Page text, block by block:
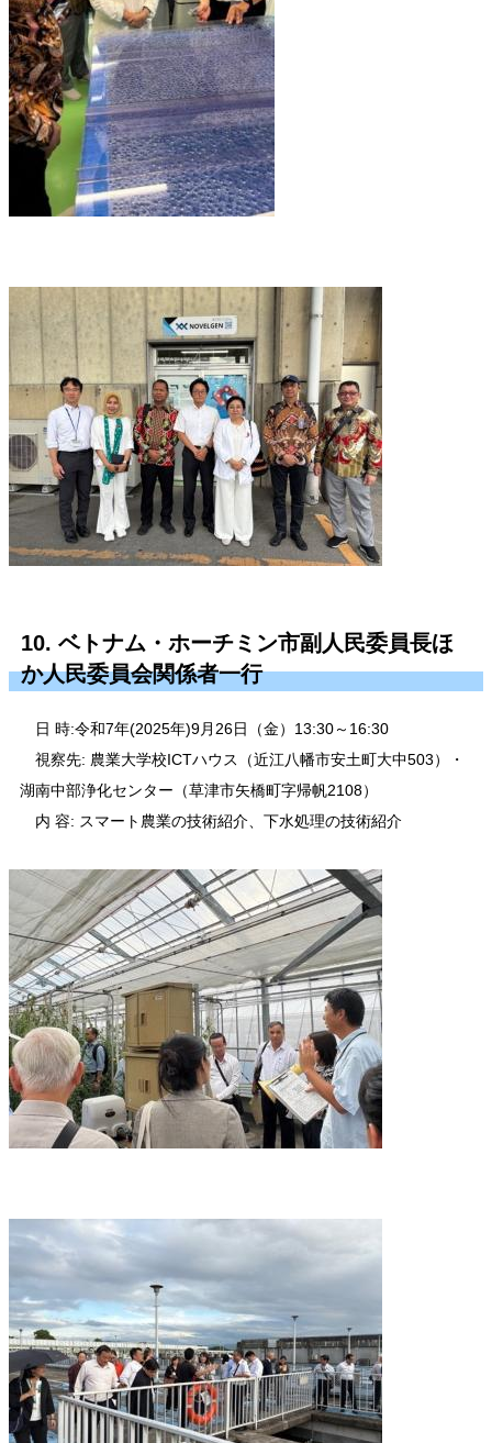
10. ベトナム・ホーチミン市副人民委員長ほ
か人民委員会関係者一行
日 時:令和7年(2025年)9月26日（金）13:30～16:30
視察先: 農業大学校ICTハウス（近江八幡市安土町大中503）・
湖南中部浄化センター（草津市矢橋町字帰帆2108）
内 容: スマート農業の技術紹介、下水処理の技術紹介